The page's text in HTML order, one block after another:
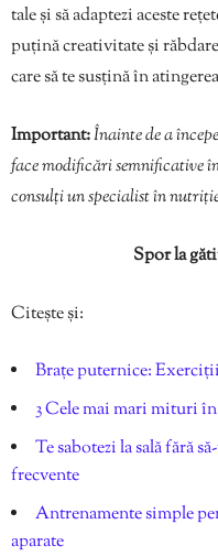
tale și să adaptezi aceste
puțină creativitate și
care să te susțină în
Important:Înainte de a
face modificări semnificative
consulți un specialist în
Spor la
Citește și:
Brațe puternice:
3 Cele mai mari mituri
Te sabotezi la sală fără
frecvente
Antrenamente simple
aparate